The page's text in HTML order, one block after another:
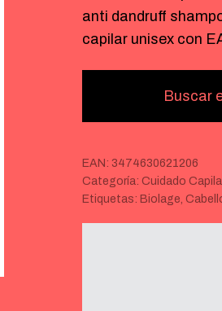
anti dandruff
capilar unisex con
Buscar
EAN: 3474630621206
Categoría: Cuidado
Etiquetas: Biolage,